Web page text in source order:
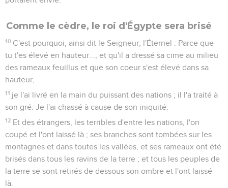
Comme le cèdre, le roi d'Égypte sera brisé
10 C'est pourquoi, ainsi dit le Seigneur, l'Éternel : Parce que
tu t'es élevé en hauteur..., et qu'il a dressé sa cime au milieu
des rameaux feuillus et que son coeur s'est élevé dans sa
hauteur,
11 je l'ai livré en la main du puissant des nations ; il l'a traité à
son gré. Je l'ai chassé à cause de son iniquité.
12 Et des étrangers, les terribles d'entre les nations, l'on
coupé et l'ont laissé là ; ses branches sont tombées sur les
montagnes et dans toutes les vallées, et ses rameaux ont été
brisés dans tous les ravins de la terre ; et tous les peuples de
la terre se sont retirés de dessous son ombre et l'ont laissé
là.